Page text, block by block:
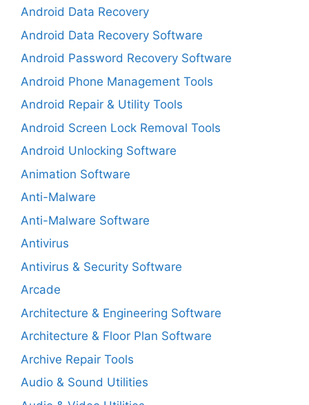
Android Data Recovery
Android Data Recovery Software
Android Password Recovery Software
Android Phone Management Tools
Android Repair & Utility Tools
Android Screen Lock Removal Tools
Android Unlocking Software
Animation Software
Anti-Malware
Anti-Malware Software
Antivirus
Antivirus & Security Software
Arcade
Architecture & Engineering Software
Architecture & Floor Plan Software
Archive Repair Tools
Audio & Sound Utilities